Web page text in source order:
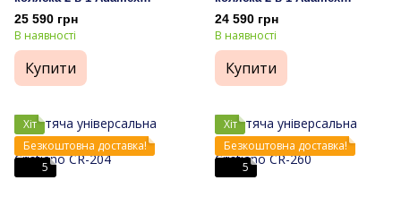
Cristiano CR-473
25 590 грн
В наявності
Купити
Cristiano CR-52
24 590 грн
В наявності
Купити
Хіт
Безкоштовна доставка!
5
Хіт
Безкоштовна доставка!
5